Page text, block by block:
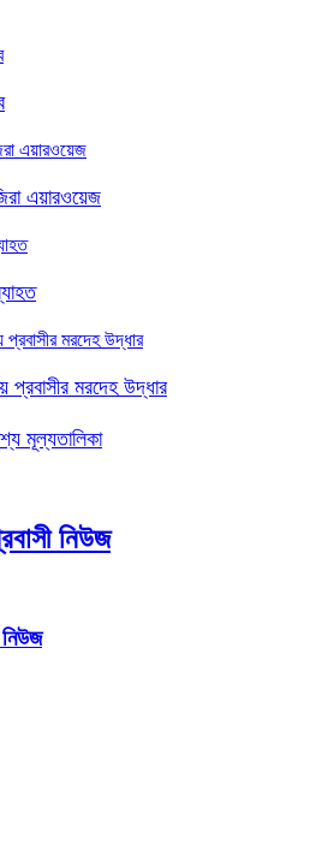
এয়ারওয়েজ
মরদেহ উদ্ধার
মূল্যতালিকা
নিউজ